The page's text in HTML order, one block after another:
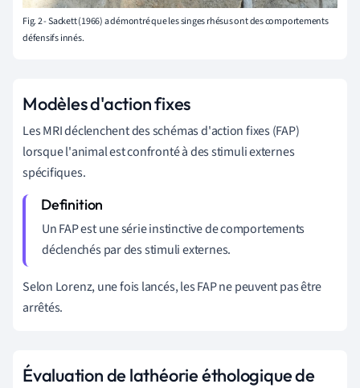
Fig. 2 - Sackett (1966) a démontré que les singes rhésus ont des comportements
défensifs innés.
Modèles d'action fixes
Les MRI déclenchent des schémas d'action fixes (FAP)
lorsque l'animal est confronté à des stimuli externes
spécifiques.
Un FAP est une série instinctive de comportements
déclenchés par des stimuli externes.
Selon Lorenz, une fois lancés, les FAP ne peuvent pas être
arrêtés.
Évaluation de lathéorie éthologique de